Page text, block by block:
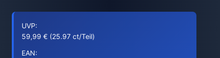
UVP:
59,99 € (25.97 ct/Teil)
EAN: